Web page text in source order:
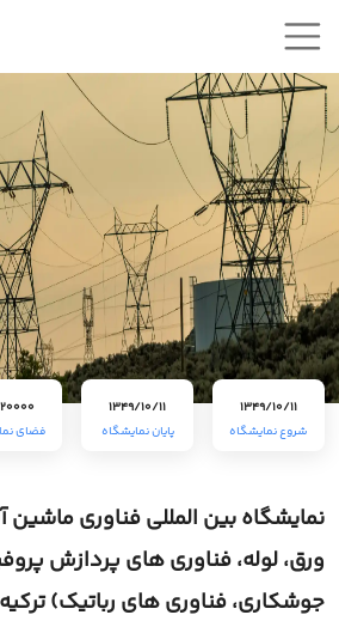
1349/10/11
شروع نمایشگاه
1349/10/11
پایان نمایشگاه
فضای
نمایشگاه بین المللی فناوری ماشین
ورق، لوله، فناوری های پردازش
جوشکاری، فناوری های رباتیک)